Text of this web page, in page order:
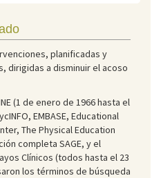
planificadas y
dirigidas a disminuir el acoso
(1 de enero de 1966 hasta el
EMBASE, Educational
The Physical Education
completa SAGE, y el
Clínicos (todos hasta el 23
los términos de búsqueda